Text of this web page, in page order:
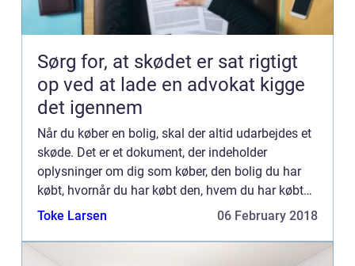
Sørg for, at skødet er sat rigtigt
op ved at lade en advokat kigge
det igennem
Når du køber en bolig, skal der altid udarbejdes et
skøde. Det er et dokument, der indeholder
oplysninger om dig som køber, den bolig du har
købt, hvornår du har købt den, hvem du har købt
den har...
Toke Larsen 06 February 2018